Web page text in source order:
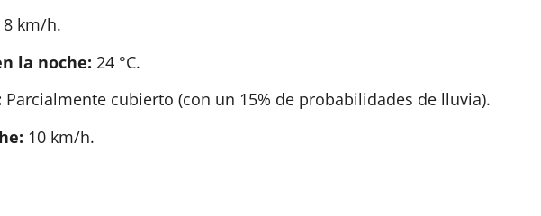
8 km/h.
la noche: 24 °C.
Parcialmente cubierto (con un 15% de probabilidades de lluvia).
10 km/h.